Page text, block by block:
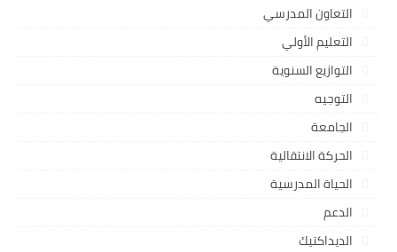
التعاون المدرسي
التعليم الأولي
التوازيع السنوية
التوجيه
الجامعة
الحركة الانتقالية
الحياة المدرسية
الدعم
الديداكتيك